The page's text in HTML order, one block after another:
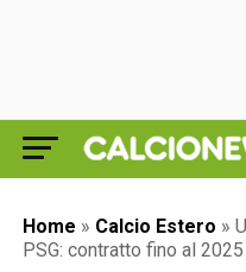
Home » Calcio Estero »
PSG: contratto fino al 2025